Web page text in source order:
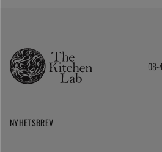
08-
NYHETSBREV